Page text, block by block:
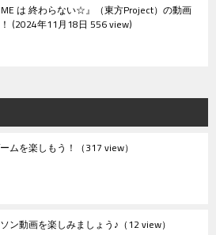
は 終わらない☆』（東方Project）の動画
2024年11月18日 556 view
ムを楽しもう！ （317 view）
ン動画を楽しみましょう♪ （12 view）